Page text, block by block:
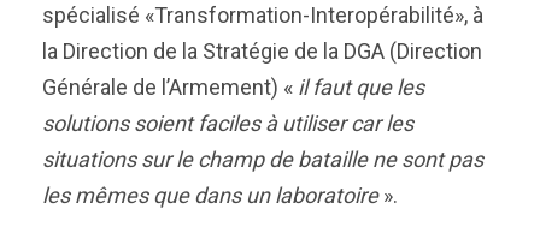
spécialisé «Transformation-Interopérabilité», à
la Direction de la Stratégie de la DGA (Direction
Générale de l’Armement) « il faut que les
solutions soient facilesàutiliser car les
situations sur le champ de bataille ne sont pas
les mêmes que dans un laboratoire».